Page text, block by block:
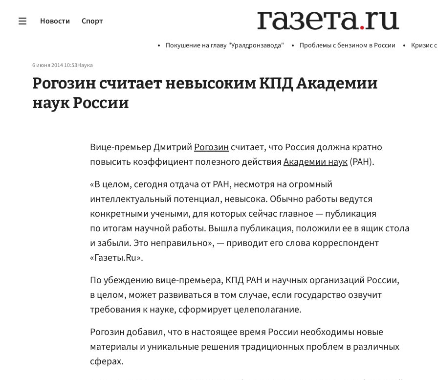
Новости Спорт
Покушение на главу "Уралдронзавода" Проблемы с бензином в России Кризис
6 июня 2014 10:53Наука
Рогозин считает невысоким КПД Академии
наук России
Вице-премьер ДмитрийРогозинсчитает, что Россия должна кратно
повысить коэффициент полезного действияАкадемии наук(РАН).
«В целом, сегодня отдача от РАН, несмотря на огромный
интеллектуальный потенциал, невысока. Обычно работы ведутся
конкретными учеными, для которых сейчас главное — публикация
по итогам научной работы. Вышла публикация, положили ее в ящик стола
и забыли. Это неправильно», — приводит его слова корреспондент
«Газеты.Ru».
По убеждению вице-премьера, КПД РАН и научных организаций России,
в целом, может развиваться в том случае, если государство озвучит
требования к науке, сформирует целеполагание.
Рогозин добавил, что в настоящее время России необходимы новые
материалы и уникальные решения традиционных проблем в различных
сферах.